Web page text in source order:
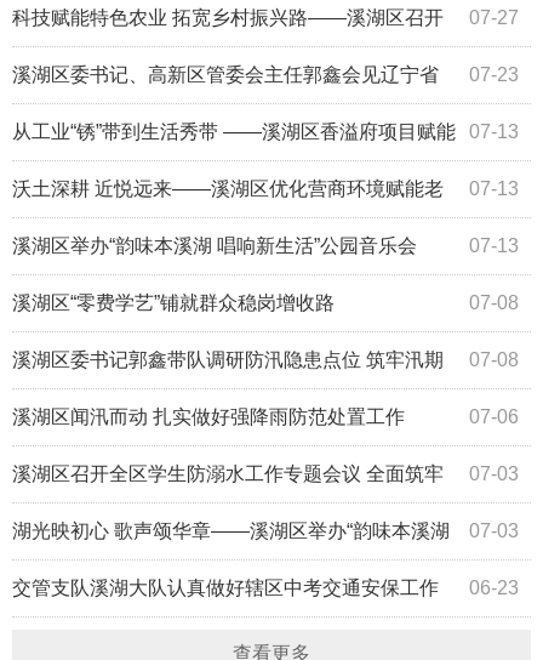
溪市溪湖区第二十一次代表大会隆重开幕 07-27
科技赋能特色农业 拓宽乡村振兴路——溪湖区召开
特色农业技术交流推广会 07-23
溪湖区委书记、高新区管委会主任郭鑫会见辽宁省
能源研究会会长任洪波一行 07-13
从工业“锈”带到生活秀带 ——溪湖区香溢府项目赋能
老城区迭代新生 07-13
沃土深耕 近悦远来——溪湖区优化营商环境赋能老
城提质发展 07-13
溪湖区举办“韵味本溪湖 唱响新生活”公园音乐会
07-08
溪湖区“零费学艺”铺就群众稳岗增收路
07-08
溪湖区委书记郭鑫带队调研防汛隐患点位 筑牢汛期
安全防线 07-06
溪湖区闻汛而动 扎实做好强降雨防范处置工作
07-03
溪湖区召开全区学生防溺水工作专题会议 全面筑牢
暑期安全防护网 07-03
湖光映初心 歌声颂华章——溪湖区举办“韵味本溪湖
唱响新生活”湖畔主题音乐会 06-23
交管支队溪湖大队认真做好辖区中考交通安保工作
查看更多